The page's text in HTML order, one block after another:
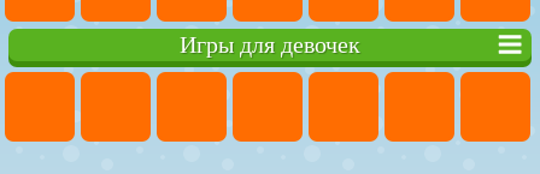
Игры для девочек